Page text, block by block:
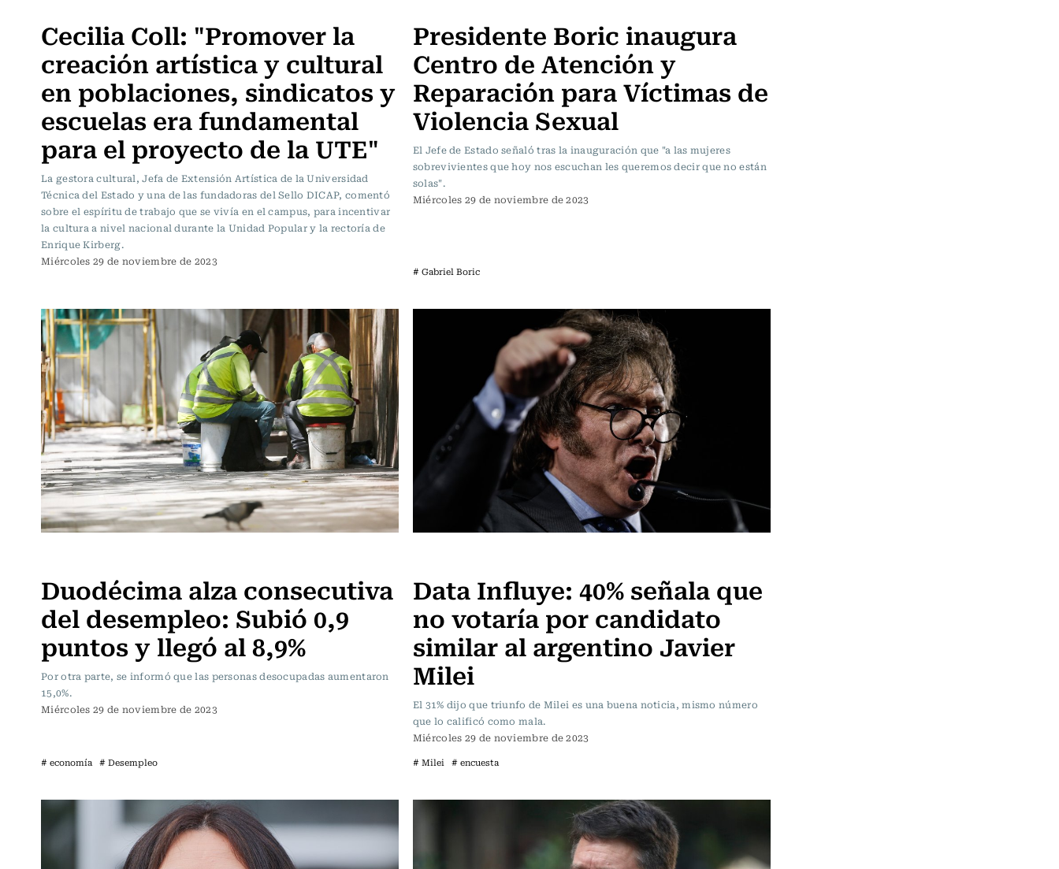
Cecilia Coll: "Promover la
creación artística y cultural
en poblaciones, sindicatos y
escuelas era fundamental
para el proyecto de la UTE"
La gestora cultural, Jefa de Extensión Artística de la Universidad
Técnica del Estado y una de las fundadoras del Sello DICAP, comentó
sobre el espíritu de trabajo que se vivía en el campus, para incentivar
la cultura a nivel nacional durante la Unidad Popular y la rectoría de
Enrique Kirberg.
Miércoles 29 de noviembre de 2023
Presidente Boric inaugura
Centro de Atención y
Reparación para Víctimas de
Violencia Sexual
El Jefe de Estado señaló tras la inauguración que "a las mujeres
sobrevivientes que hoy nos escuchan les queremos decir que no están
solas".
Miércoles 29 de noviembre de 2023
# Gabriel Boric
Duodécima alza consecutiva
del desempleo: Subió 0,9
puntos y llegó al 8,9%
Por otra parte, se informó que las personas desocupadas aumentaron
15,0%.
Miércoles 29 de noviembre de 2023
# economía # Desempleo
Data Influye: 40% señala que
no votaría por candidato
similar al argentino Javier
Milei
El 31% dijo que triunfo de Milei es una buena noticia, mismo número
que lo calificó como mala.
Miércoles 29 de noviembre de 2023
# Milei # encuesta